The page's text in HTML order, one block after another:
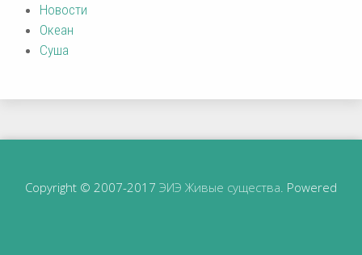
Новости
Океан
Суша
Copyright © 2007-2017 ЭИЭ Живые существа . Powered